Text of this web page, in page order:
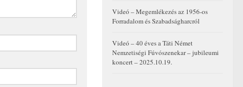
Videó – Megemlékezés az 1956-os
Forradalom és Szabadságharcról
Videó – 40 éves a Táti Német
Nemzetiségi Fúvószenekar – jubileumi
koncert – 2025.10.19.